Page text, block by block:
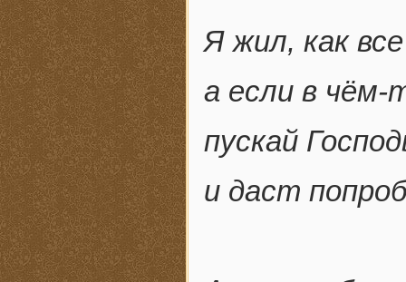
Я жил, как
а если в чём-
пускай
и даст